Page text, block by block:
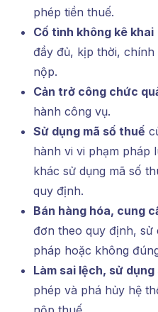
phép tiền thuế.
Cố tình không kê khai
đầy đủ, kịp thời, chính
nộp.
Cản trở công chức
hành công vụ.
Sử dụng mã số thuế
hành vi vi phạm pháp
khác sử dụng mã số
quy định.
Bán hàng hóa, cung
đơn theo quy định, sử
pháp hoặc không
Làm sai lệch, sử
phép và phá hủy hệ